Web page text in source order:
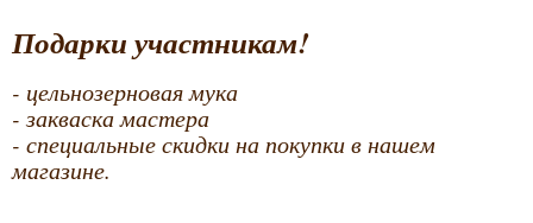
Подарки участникам!
- цельнозерновая мука
- закваска мастера
- специальные скидки на покупки в нашем
магазине.